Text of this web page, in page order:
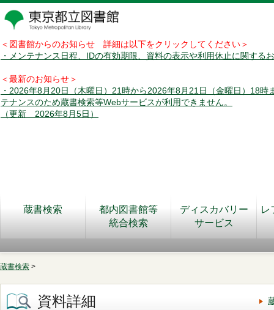
＜図書館からのお知らせ 詳細は以下をクリックしてください＞
・メンテナンス日程、IDの有効期限、資料の表示や利用休止に関する
＜最新のお知らせ＞
・2026年8月20日（木曜日）21時から2026年8月21日（金曜日）18時
テナンスのため蔵書検索等Webサービスが利用できません。
（更新 2026年8月5日）
蔵書検索
都内図書館等
統合検索
ディスカバリー
サービス
レ
蔵書検索 >
資料詳細